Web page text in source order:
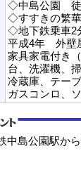
◇中島公園 徒
◇すすきの繁
◇地下鉄乗車2
平成4年 外壁
家具家電付き
台、洗濯機、
冷蔵庫、テー
ガスコンロ、
島公園駅か